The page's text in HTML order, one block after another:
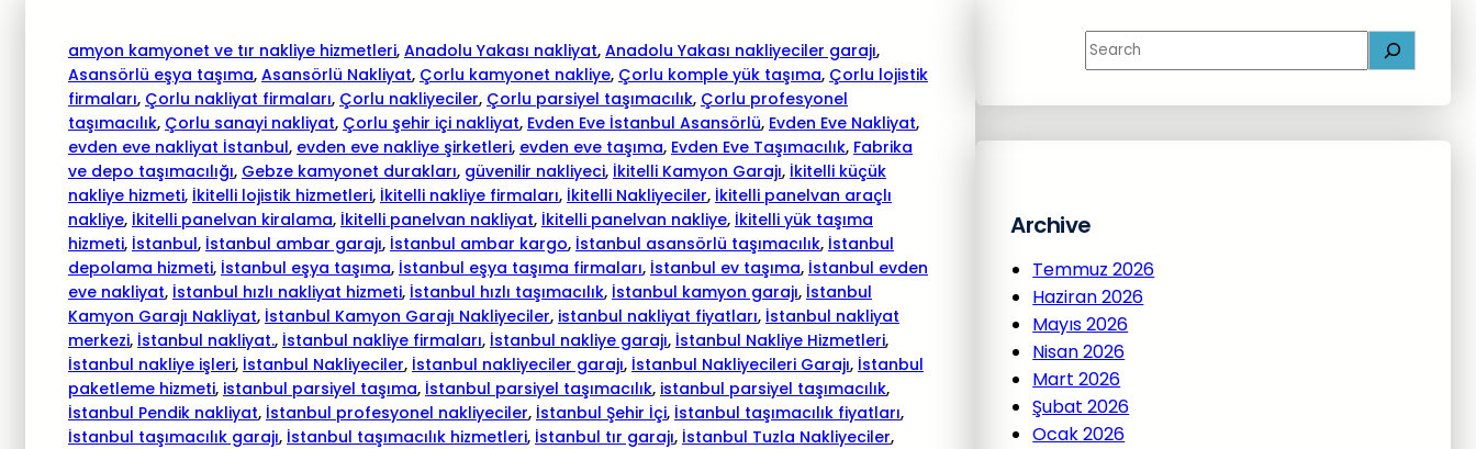
amyon kamyonet ve tır nakliye hizmetleri, Anadolu Yakası nakliyat, Anadolu Yakası nakliyeciler garajı
Asansörlü eşya taşıma, Asansörlü Nakliyat, Çorlu kamyonet nakliye, Çorlu komple yük taşıma, Çorlu lojistik
firmaları, Çorlu nakliyat firmaları, Çorlu nakliyeciler, Çorlu parsiyel taşımacılık, Çorlu profesyonel
taşımacılık, Çorlu sanayi nakliyat, Çorlu şehir içi nakliyat, Evden Eve İstanbul Asansörlü, Evden Eve Nakliyat
evden eve nakliyat İstanbul, evden eve nakliye şirketleri, evden eve taşıma, Evden Eve Taşımacılık, Fabrika
ve depo taşımacılığı, Gebze kamyonet durakları, güvenilir nakliyeci, İkitelli Kamyon Garajı, İkitelli küçük
nakliye hizmeti, İkitelli lojistik hizmetleri, İkitelli nakliye firmaları, İkitelli Nakliyeciler, İkitelli panelvan araçlı
nakliye, İkitelli panelvan kiralama, İkitelli panelvan nakliyat, İkitelli panelvan nakliye, İkitelli yük taşıma
hizmeti, İstanbul, İstanbul ambar garajı, İstanbul ambar kargo, İstanbul asansörlü taşımacılık, İstanbul
depolama hizmeti, İstanbul eşya taşıma, İstanbul eşya taşıma firmaları, İstanbul ev taşıma, İstanbul evden
eve nakliyat, İstanbul hızlı nakliyat hizmeti, İstanbul hızlı taşımacılık, İstanbul kamyon garajı, İstanbul
Kamyon Garajı Nakliyat, İstanbul Kamyon Garajı Nakliyeciler, istanbul nakliyat fiyatları, İstanbul nakliyat
merkezi, İstanbul nakliyat., İstanbul nakliye firmaları, İstanbul nakliye garajı, İstanbul Nakliye Hizmetleri
İstanbul nakliye işleri, İstanbul Nakliyeciler, İstanbul nakliyeciler garajı, İstanbul Nakliyecileri Garajı, İstanbul
paketleme hizmeti, istanbul parsiyel taşıma, İstanbul parsiyel taşımacılık, istanbul parsiyel taşımacılık
İstanbul Pendik nakliyat, İstanbul profesyonel nakliyeciler, İstanbul Şehir İçi, İstanbul taşımacılık fiyatları
İstanbul taşımacılık garajı, İstanbul taşımacılık hizmetleri, İstanbul tır garajı, İstanbul Tuzla Nakliyeciler
Archive
Temmuz 2026
Haziran 2026
Mayıs 2026
Nisan 2026
Mart 2026
Şubat 2026
Ocak 2026